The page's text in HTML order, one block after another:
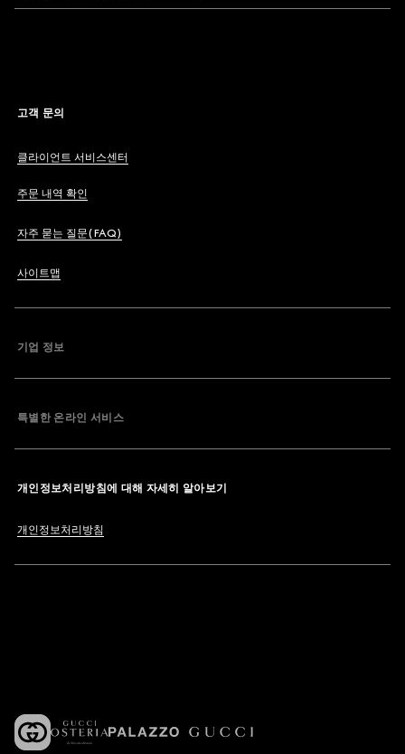
고객 문의
클라이언트 서비스센터
주문 내역 확인
자주 묻는 질문(FAQ)
사이트맵
기업 정보
특별한 온라인 서비스
개인정보처리방침에 대해 자세히 알아보기
개인정보처리방침